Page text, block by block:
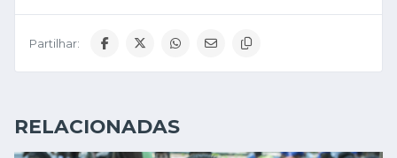
Partilhar:
RELACIONADAS